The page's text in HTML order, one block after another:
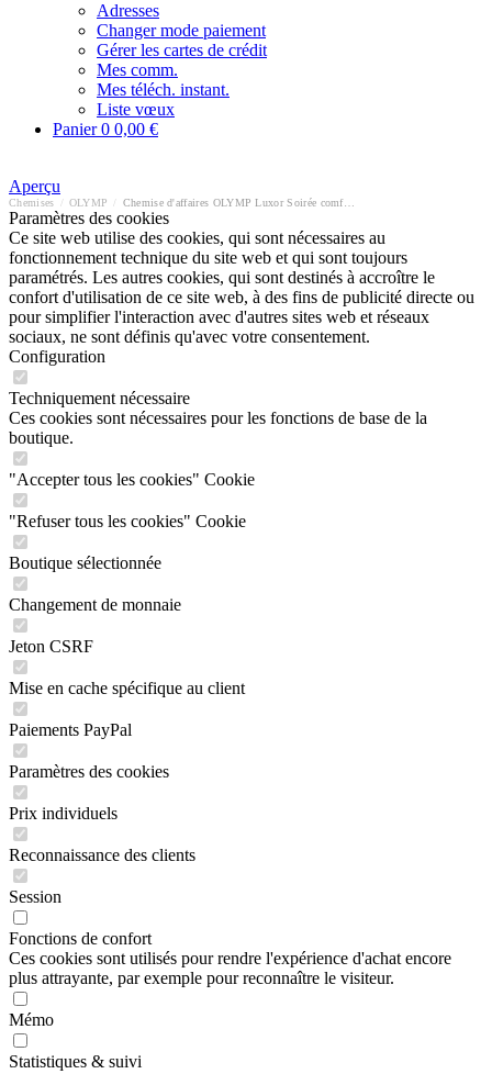
Adresses
Changer mode paiement
Gérer les cartes de crédit
Mes comm.
Mes téléch. instant.
Liste vœux
Panier0 0,00 €
Aperçu
Chemises OLYMP Chemise d'affaires OLYMP Luxor Soirée comfort fit
Paramètres des cookies
Ce site web utilise des cookies, qui sont nécessaires au
fonctionnement technique du site web et qui sont toujours
paramétrés. Les autres cookies, qui sont destinés à accroître le
confort d'utilisation de ce site web, à des fins de publicité directe ou
pour simplifier l'interaction avec d'autres sites web et réseaux
sociaux, ne sont définis qu'avec votre consentement.
Configuration
Techniquement nécessaire
Ces cookies sont nécessaires pour les fonctions de base de la
boutique.
"Accepter tous les cookies" Cookie
"Refuser tous les cookies" Cookie
Boutique sélectionnée
Changement de monnaie
Jeton CSRF
Mise en cache spécifique au client
Paiements PayPal
Paramètres des cookies
Prix individuels
Reconnaissance des clients
Session
Fonctions de confort
Ces cookies sont utilisés pour rendre l'expérience d'achat encore
plus attrayante, par exemple pour reconnaître le visiteur.
Mémo
Statistiques & suivi